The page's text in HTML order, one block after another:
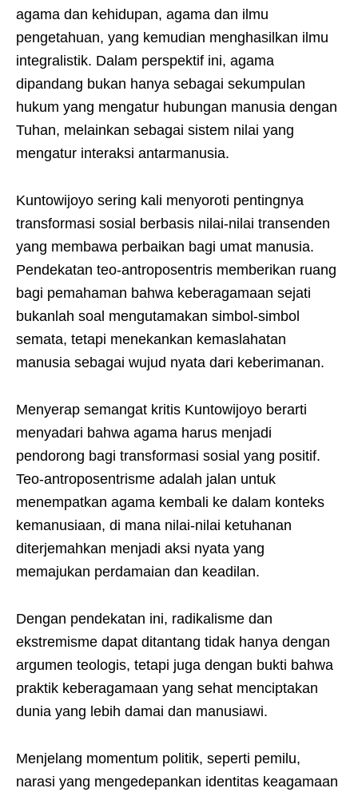
agama dan kehidupan, agama dan ilmu
pengetahuan, yang kemudian menghasilkan ilmu
integralistik. Dalam perspektif ini, agama
dipandang bukan hanya sebagai sekumpulan
hukum yang mengatur hubungan manusia dengan
Tuhan, melainkan sebagai sistem nilai yang
mengatur interaksi antarmanusia.
Kuntowijoyo sering kali menyoroti pentingnya
transformasi sosial berbasis nilai-nilai transenden
yang membawa perbaikan bagi umat manusia.
Pendekatan teo-antroposentris memberikan ruang
bagi pemahaman bahwa keberagamaan sejati
bukanlah soal mengutamakan simbol-simbol
semata, tetapi menekankan kemaslahatan
manusia sebagai wujud nyata dari keberimanan.
Menyerap semangat kritis Kuntowijoyo berarti
menyadari bahwa agama harus menjadi
pendorong bagi transformasi sosial yang positif.
Teo-antroposentrisme adalah jalan untuk
menempatkan agama kembali ke dalam konteks
kemanusiaan, di mana nilai-nilai ketuhanan
diterjemahkan menjadi aksi nyata yang
memajukan perdamaian dan keadilan.
Dengan pendekatan ini, radikalisme dan
ekstremisme dapat ditantang tidak hanya dengan
argumen teologis, tetapi juga dengan bukti bahwa
praktik keberagamaan yang sehat menciptakan
dunia yang lebih damai dan manusiawi.
Menjelang momentum politik, seperti pemilu,
narasi yang mengedepankan identitas keagamaan